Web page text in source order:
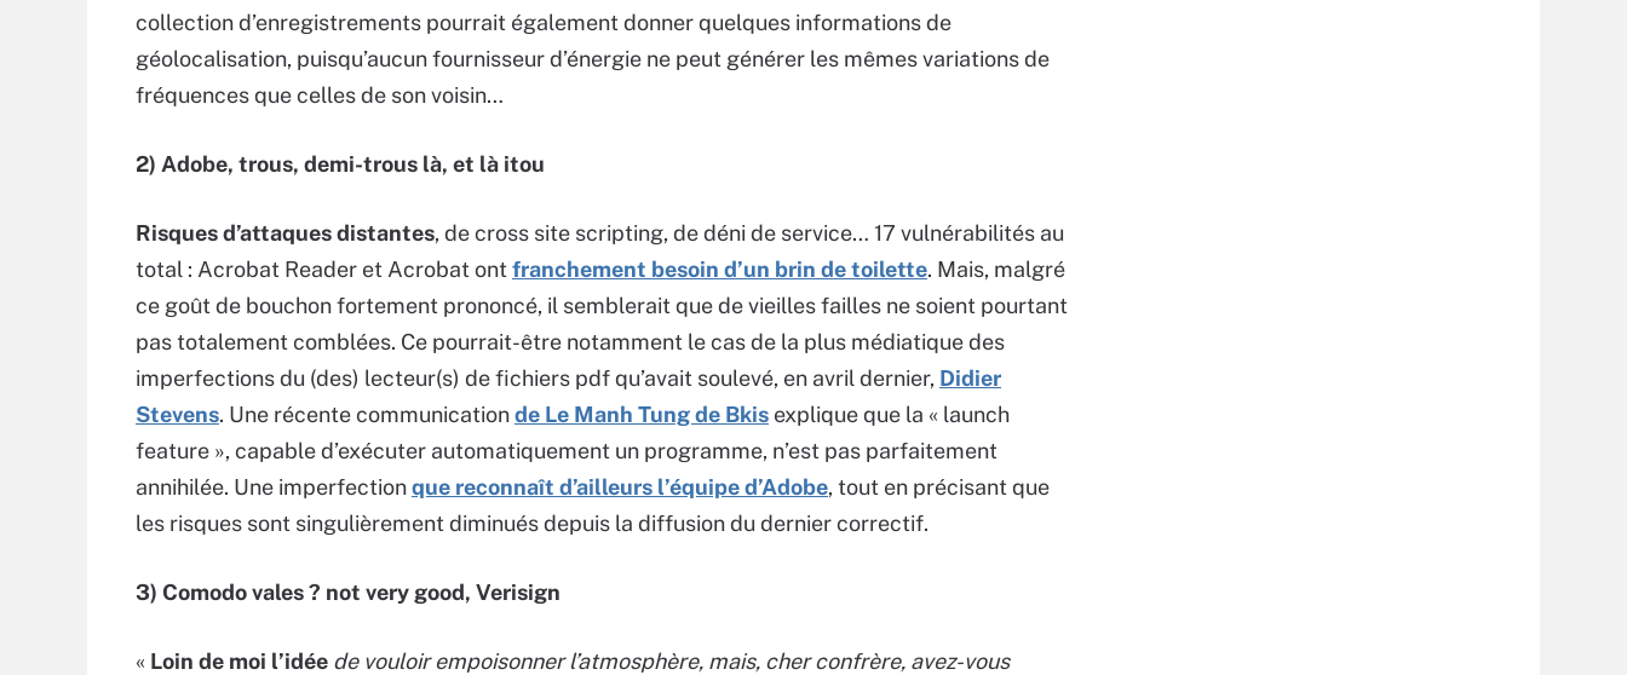
collection d’enregistrements pourrait également donner quelques informations de
géolocalisation, puisqu’aucun fournisseur d’énergie ne peut générer les mêmes variations de
fréquences que celles de son voisin…
2) Adobe, trous, demi-trous là, et là itou
Risques d’attaques distantes, de cross site scripting, de déni de service… 17 vulnérabilités au
total : Acrobat Reader et Acrobat ont franchement besoin d’un brin de toilette. Mais, malgré
ce goût de bouchon fortement prononcé, il semblerait que de vieilles failles ne soient pourtant
pas totalement comblées. Ce pourrait-être notamment le cas de la plus médiatique des
imperfections du (des) lecteur(s) de fichiers pdf qu’avait soulevé, en avril dernier, Didier
Stevens. Une récente communicationde Le Manh Tung de Bkis explique que la « launch
feature », capable d’exécuter automatiquement un programme, n’est pas parfaitement
annihilée. Une imperfectionque reconnaît d’ailleurs l’équipe d’Adobe, tout en précisant que
les risques sont singulièrement diminués depuis la diffusion du dernier correctif.
3) Comodo vales ? not very good, Verisign
« Loin de moi l’idée de vouloir empoisonner l’atmosphère, mais, cher confrère, avez-vous